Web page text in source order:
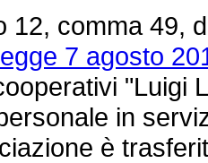
comma 49,
7 agosto
"Luigi
in
è